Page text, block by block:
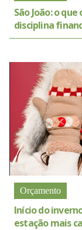
São João: o
disciplina
Orçamento
Início do
estação mais